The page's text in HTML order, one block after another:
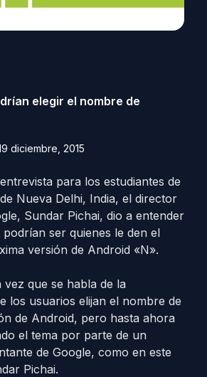
elegir el nombre de
diciembre, 2015
para los estudiantes de
Nueva Delhi, India, el director
Sundar Pichai, dio a entender
ser quienes le den el
versión de Android «N».
que se habla de la
los usuarios elijan el nombre de
de Android, pero hasta ahora
el tema por parte de un
de Google, como en este
Pichai.